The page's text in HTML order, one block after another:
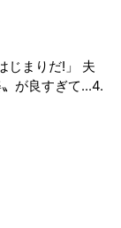
じまりだ!」 夫
が良すぎて...4.